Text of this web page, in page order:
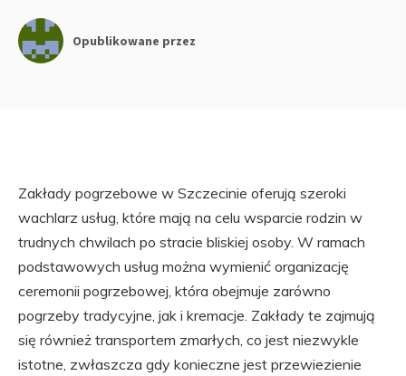
Opublikowane przez
Zakłady pogrzebowe w Szczecinie oferują szeroki
wachlarz usług, które mają na celu wsparcie rodzin w
trudnych chwilach po stracie bliskiej osoby. W ramach
podstawowych usług można wymienić organizację
ceremonii pogrzebowej, która obejmuje zarówno
pogrzeby tradycyjne, jak i kremacje. Zakłady te zajmują
się również transportem zmarłych, co jest niezwykle
istotne, zwłaszcza gdy konieczne jest przewiezienie